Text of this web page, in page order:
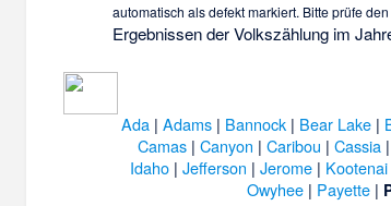
automatisch als defekt markiert. Bitte prüfe
Ergebnissen der Volkszählung im
Ada |Adams | Bannock | Bear Lake |
Camas |Canyon |Caribou |Cassia
Idaho| Jefferson | Jerome| Kootenai
Owyhee | Payette |